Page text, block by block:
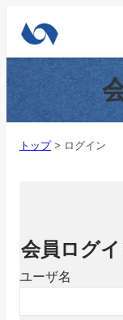
トップ> ログイン
会員ログ
ユーザ名